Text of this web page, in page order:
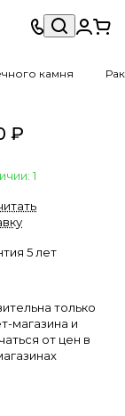
камня
₽
1
5 лет
только
магазина и
от цен в